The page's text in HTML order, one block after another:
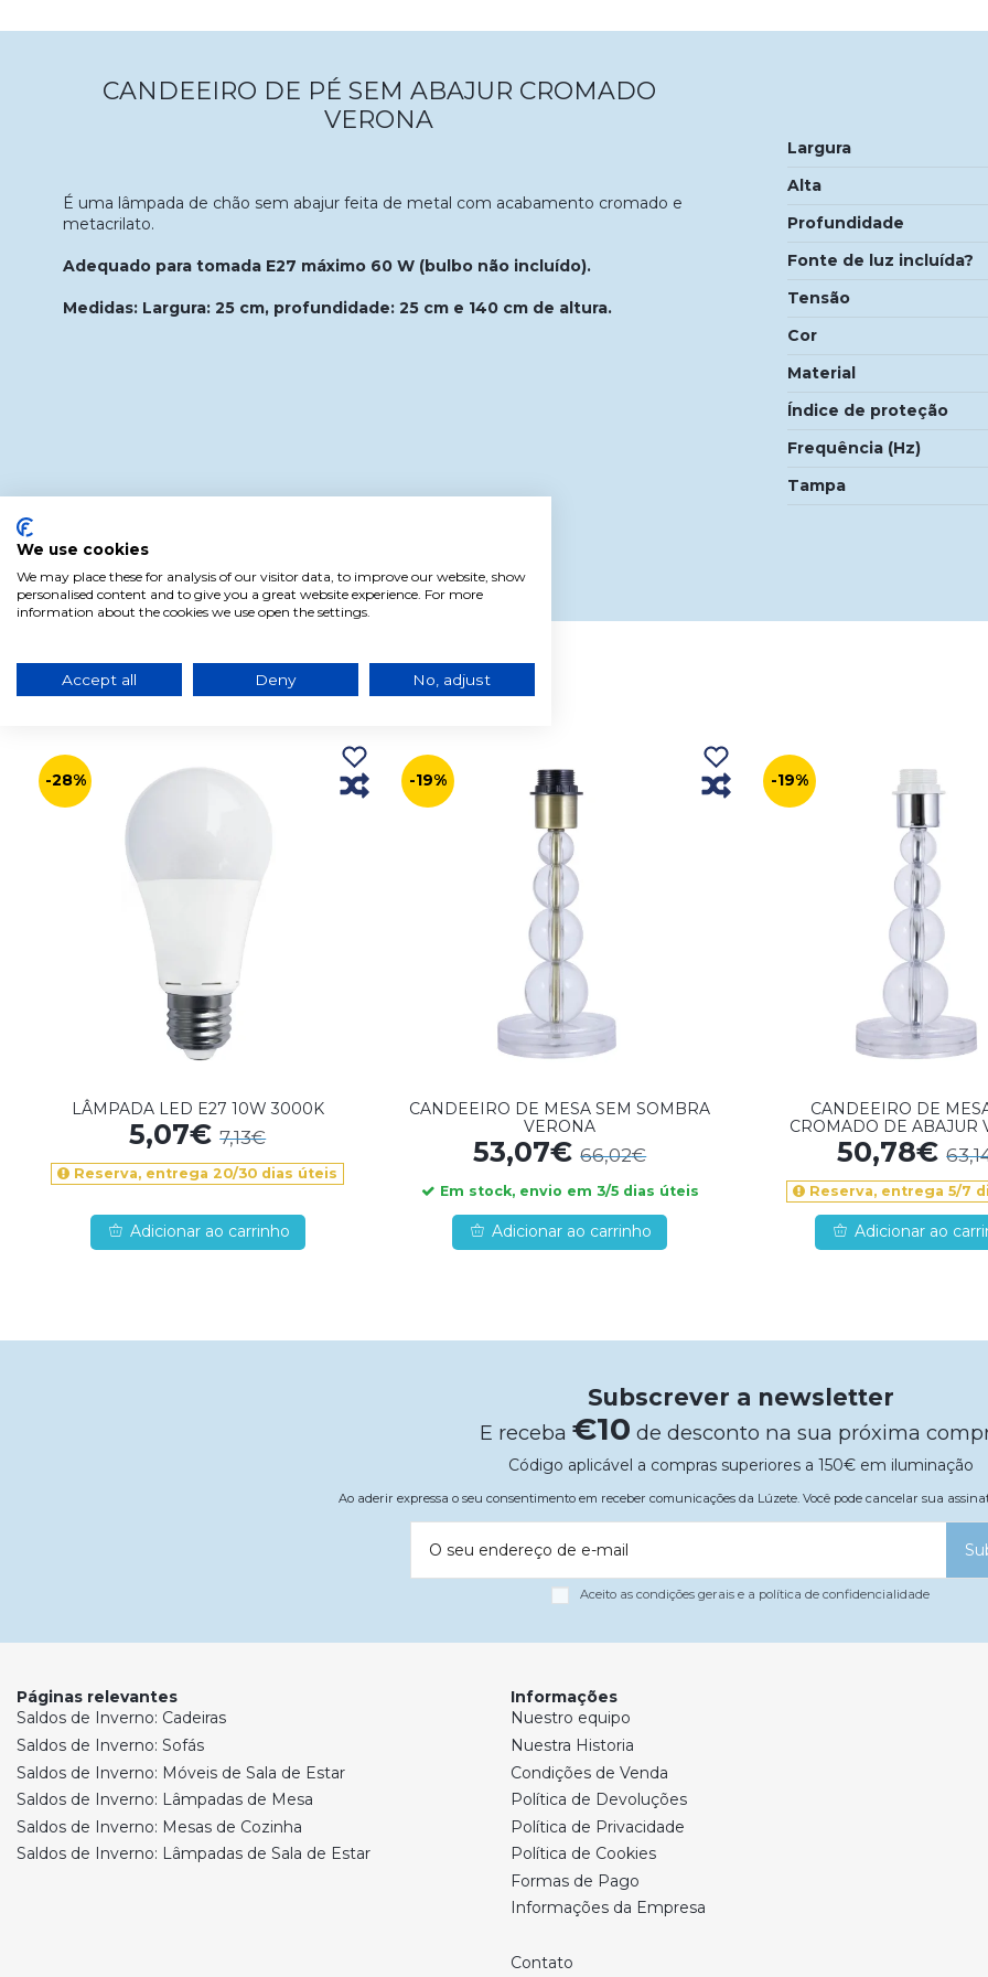
CANDEEIRO DE PÉ SEM ABAJUR CROMADO
VERONA
É uma lâmpada de chão sem abajur feita de metal com acabamento cromado e
metacrilato.
Adequado para tomada E27 máximo 60 W (bulbo não incluído).
Medidas: Largura: 25 cm, profundidade: 25 cm e 140 cm de altura.
Largura
Alta
Profundidade
Fonte de luz incluída?
Tensão
Cor
Material
Índice de proteção
Frequência (Hz)
Tampa
Produtos relacionados com este produto
-28%
LÂMPADA LED E27 10W 3000K
5,07€7,13€
Reserva, entrega 20/30 dias úteis
Adicionar ao carrinho
-19%
CANDEEIRO DE MESA SEM SOMBRA
VERONA
53,07€66,02€
Em stock, envio em 3/5 dias úteis
Adicionar ao carrinho
-19%
CANDEEIRO DE
CROMADO DE ABAJUR
50,78€
Reserva, entrega 5/7
Adicionar ao
Subscrever a newsletter
E receba €10 de desconto na sua próxima
Código aplicável a compras superiores a 150€ em iluminação
Ao aderir expressa o seu consentimento em receber comunicações da Lúzete. Você pode cancelar sua
O seu endereço de e-mail
Aceito as condições gerais e a política de confidencialidade
Páginas relevantes
Saldos de Inverno: Cadeiras
Saldos de Inverno: Sofás
Saldos de Inverno: Móveis de Sala de Estar
Saldos de Inverno: Lâmpadas de Mesa
Saldos de Inverno: Mesas de Cozinha
Saldos de Inverno: Lâmpadas de Sala de Estar
Informações
Nuestro equipo
Nuestra Historia
Condições de Venda
Política de Devoluções
Política de Privacidade
Política de Cookies
Formas de Pago
Informações da Empresa
Contato
We use cookies
We may place these for analysis of our visitor data, to improve our website, show
personalised content and to give you a great website experience. For more
information about the cookies we use open the settings.
Accept all Deny No, adjust